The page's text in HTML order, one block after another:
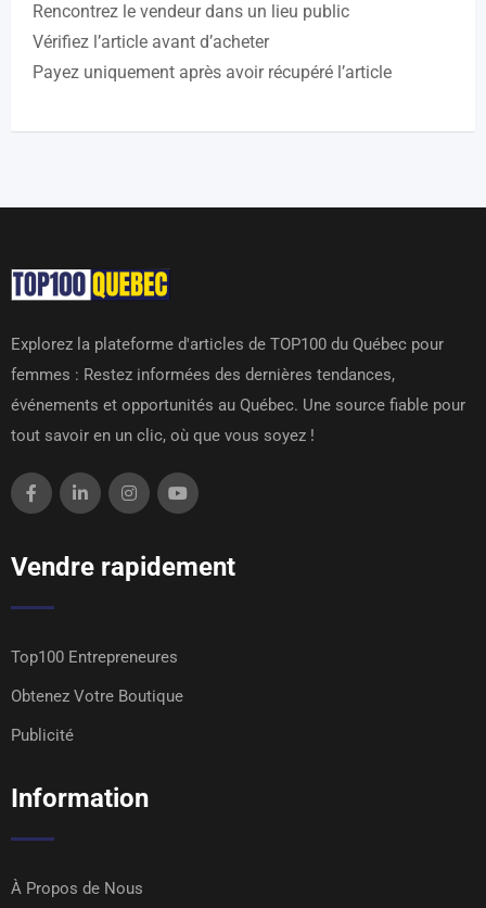
Rencontrez le vendeur dans un lieu public
Vérifiez l’article avant d’acheter
Payez uniquement après avoir récupéré l’article
Explorez la plateforme d'articles de TOP100 du Québec pour
femmes : Restez informées des dernières tendances,
événements et opportunités au Québec. Une source fiable pour
tout savoir en un clic, où que vous soyez !
Vendre rapidement
Top100 Entrepreneures
Obtenez Votre Boutique
Publicité
Information
À Propos de Nous